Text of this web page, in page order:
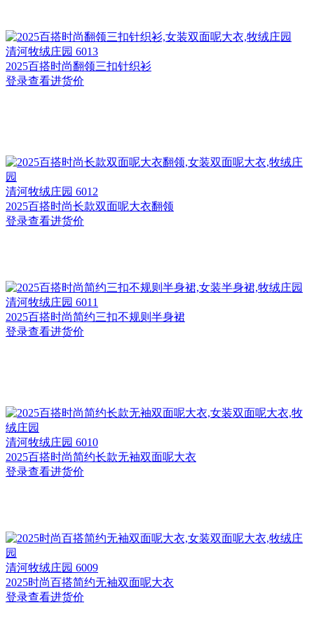
清河牧绒庄园 6013
2025百搭时尚翻领三扣针织衫
登录查看进货价
清河牧绒庄园 6012
2025百搭时尚长款双面呢大衣翻领
登录查看进货价
清河牧绒庄园 6011
2025百搭时尚简约三扣不规则半身裙
登录查看进货价
清河牧绒庄园 6010
2025百搭时尚简约长款无袖双面呢大衣
登录查看进货价
清河牧绒庄园 6009
2025时尚百搭简约无袖双面呢大衣
登录查看进货价